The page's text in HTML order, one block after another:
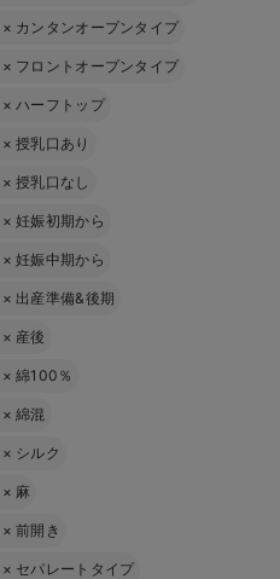
× カンタンオープンタイプ
× フロントオープンタイプ
×ハーフトップ
×授乳口あり
×授乳口なし
×妊娠初期から
×妊娠中期から
× 出産準備&後期
× 産後
×綿100％
×綿混
× シルク
× 麻
×前開き
× セパレートタイプ